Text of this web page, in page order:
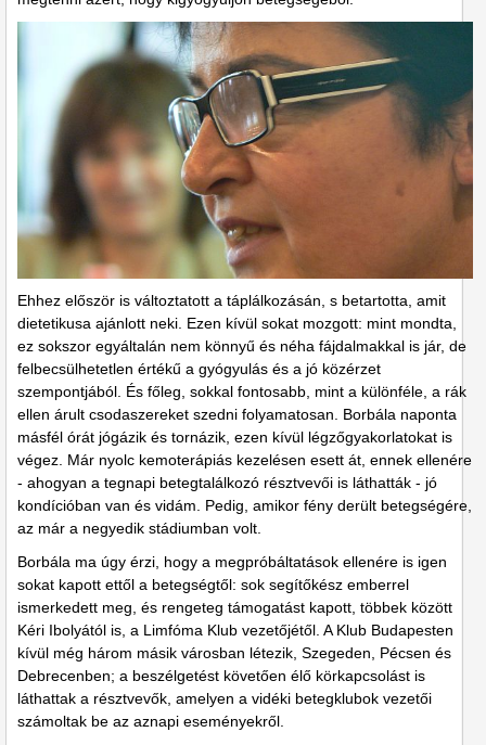
Ehhez először is változtatott a táplálkozásán, s betartotta, amit
dietetikusa ajánlott neki. Ezen kívül sokat mozgott: mint mondta,
ez sokszor egyáltalán nem könnyű és néha fájdalmakkal is jár, de
felbecsülhetetlen értékű a gyógyulás és a jó közérzet
szempontjából. És főleg, sokkal fontosabb, mint a különféle, a rák
ellen árult csodaszereket szedni folyamatosan. Borbála naponta
másfél órát jógázik és tornázik, ezen kívül légzőgyakorlatokat is
végez. Már nyolc kemoterápiás kezelésen esett át, ennek ellenére
- ahogyan a tegnapi betegtalálkozó résztvevői is láthatták - jó
kondícióban van és vidám. Pedig, amikor fény derült betegségére,
az már a negyedik stádiumban volt.
Borbála ma úgy érzi, hogy a megpróbáltatások ellenére is igen
sokat kapott ettől a betegségtől: sok segítőkész emberrel
ismerkedett meg, és rengeteg támogatást kapott, többek között
Kéri Ibolyától is, a Limfóma Klub vezetőjétől. A Klub Budapesten
kívül még három másik városban létezik, Szegeden, Pécsen és
Debrecenben; a beszélgetést követően élő körkapcsolást is
láthattak a résztvevők, amelyen a vidéki betegklubok vezetői
számoltak be az aznapi eseményekről.